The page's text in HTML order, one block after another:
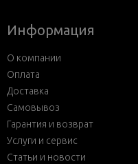
Информация
О компании
Оплата
Доставка
Самовывоз
Гарантия и возврат
Услуги и сервис
Статьи и новости